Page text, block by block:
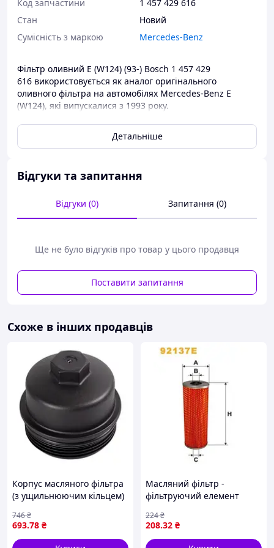
Код запчастини
1 457 429 616
Стан
Новий
Сумісність з маркою
Mercedes-Benz
Фільтр оливний E (W124) (93-) Bosch 1 457 429
616 використовується як аналог оригінального
оливного фільтра на автомобілях Mercedes-Benz E
(W124), які випускалися з 1993 року.
Оливні фільтри ви завжди можете придбати в нашому
інтернет-магазині за найдоступнішими цінами.
Детальніше
Відгуки та запитання
Відгуки (0) Запитання (0)
Ще не було відгуків про товар у цього продавця
Поставити запитання
Схоже в інших продавців
Корпус масляного фільтра
(з ущильнюючим кільцем)
CHEVROLET AVEO, CRUZE,
TRAX, FIAT CROMA, OPEL
ADAM, AGILA A,
693.78 ₴
746₴
Масляний фільтр -
фільтруючий елемент
діаметр: 80 мм) WIX
FILTERS 92137E
208.32 ₴
224₴